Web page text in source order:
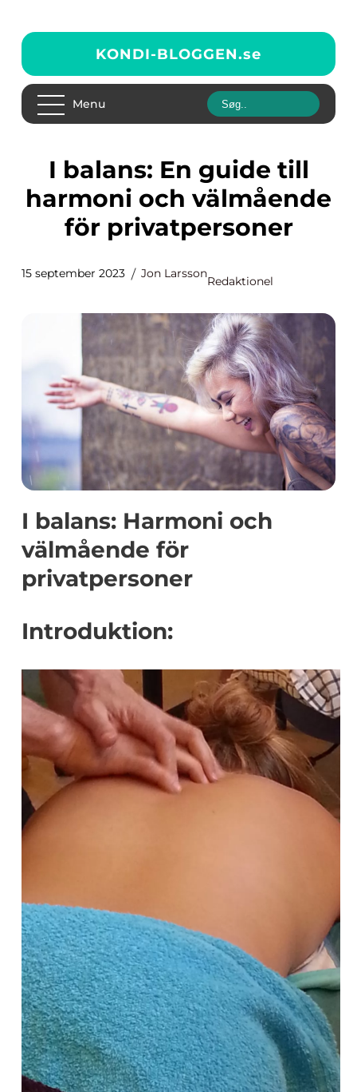
KONDI-BLOGGEN.se
Menu
I balans: En guide till
harmoni och välmående
för privatpersoner
15 september 2023 Jon Larsson
Redaktionel
I balans: Harmoni och
välmående för
privatpersoner
Introduktion: